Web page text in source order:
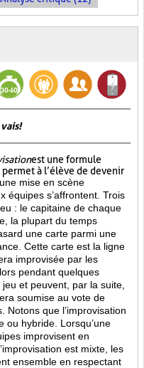
est une formule
à l’élève de devenir
mise en scène
équipes s’affrontent. Trois
: le capitaine de chaque
la plupart du temps
une carte parmi une
Cette carte est la ligne
improvisée par les
pendant quelques
et peuvent, par la suite,
soumise au vote de
Notons que l’improvisation
ou hybride. Lorsqu’une
improvisent en
est mixte, les
ensemble en respectant